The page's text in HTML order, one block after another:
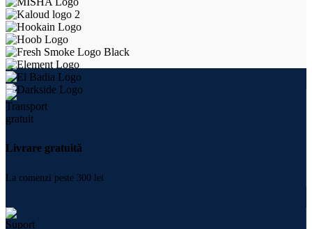
Livrare gratuită
La comenzi peste 300 lei